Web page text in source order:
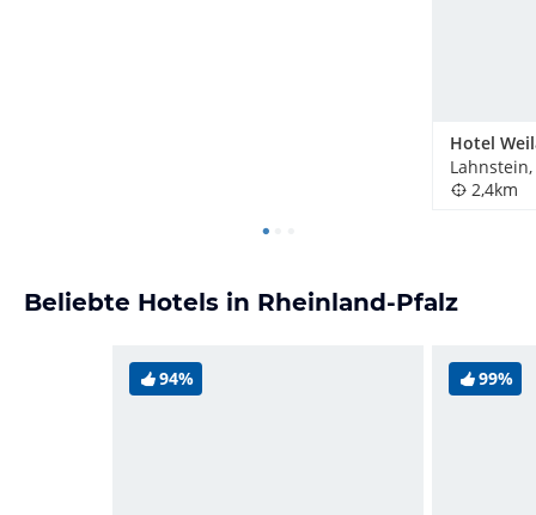
Hotel
2,4km
Beliebte Hotels in Rheinland-Pfalz
94% 99%